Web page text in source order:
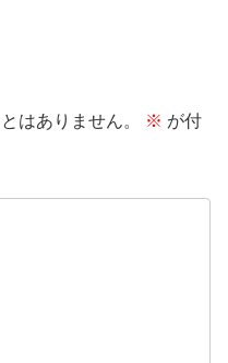
はありません。 ※ が付